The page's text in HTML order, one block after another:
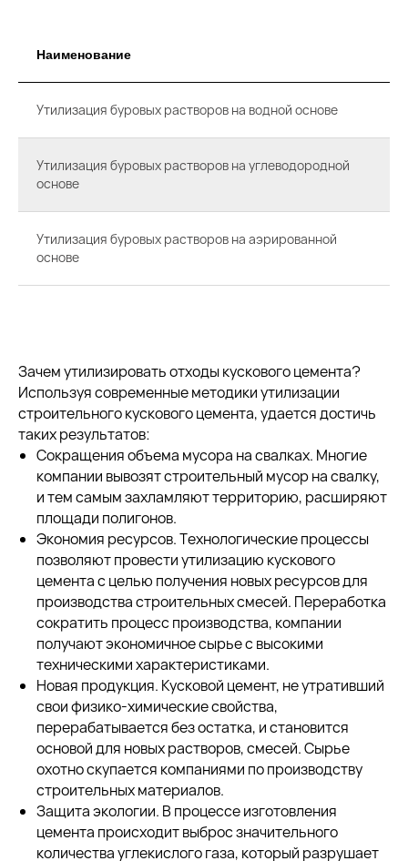
Наименование
Утилизация буровых растворов на водной основе
Утилизация буровых растворов на углеводородной
основе
Утилизация буровых растворов на аэрированной
основе
Зачем утилизировать отходы кускового цемента?
Используя современные методики утилизации
строительного кускового цемента, удается достичь
таких результатов:
Сокращения объема мусора на свалках. Многие
компании вывозят строительный мусор на свалку,
и тем самым захламляют территорию, расширяют
площади полигонов.
Экономия ресурсов. Технологические процессы
позволяют провести утилизацию кускового
цемента с целью получения новых ресурсов для
производства строительных смесей. Переработка
сократить процесс производства, компании
получают экономичное сырье с высокими
техническими характеристиками.
Новая продукция. Кусковой цемент, не утративший
свои физико-химические свойства,
перерабатывается без остатка, и становится
основой для новых растворов, смесей. Сырье
охотно скупается компаниями по производству
строительных материалов.
Защита экологии. В процессе изготовления
цемента происходит выброс значительного
количества углекислого газа, который разрушает